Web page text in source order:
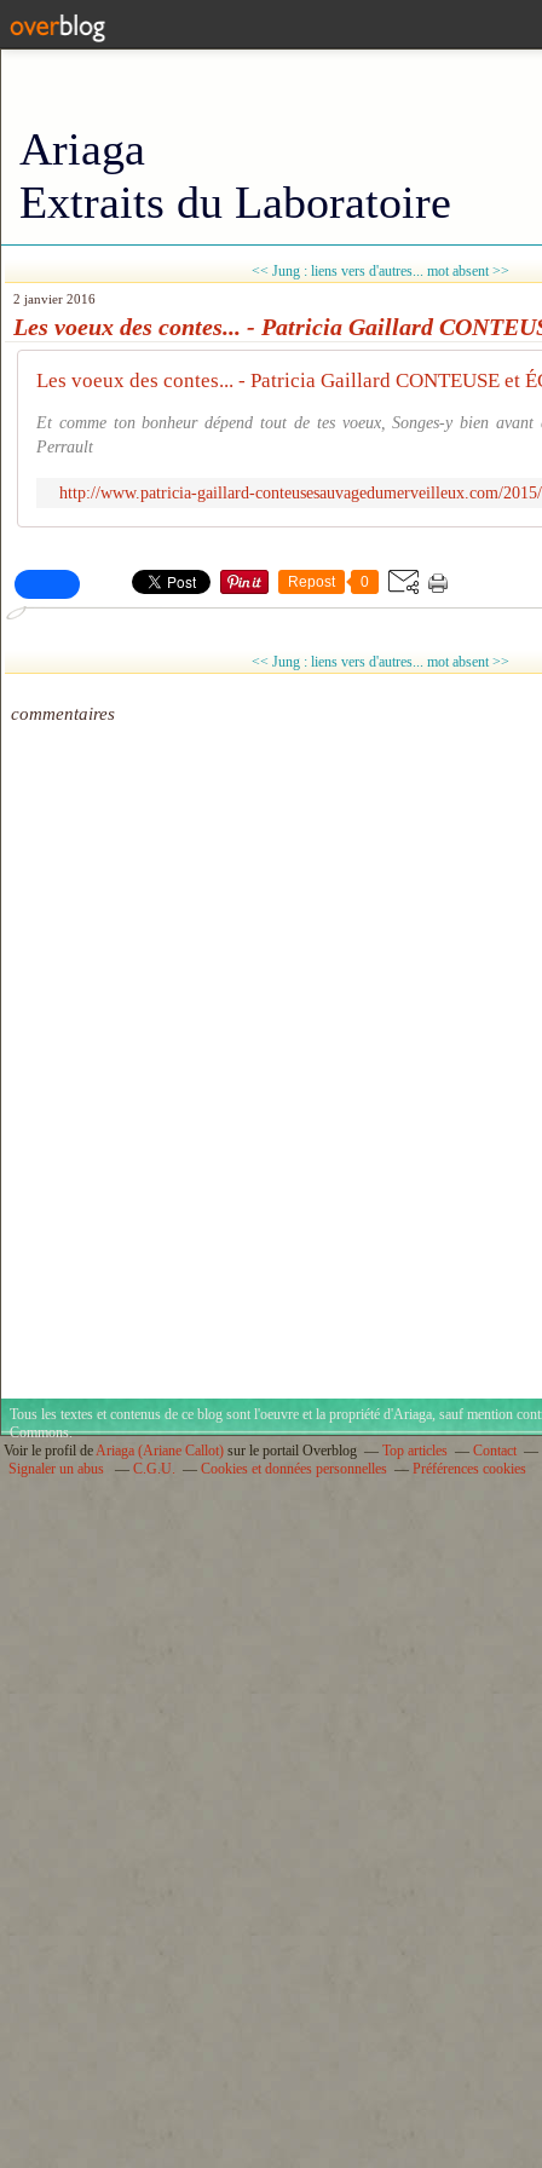
Ariaga
Extraits du Laboratoire
<< Jung : liens vers d'autres... mot absent >>
2 janvier 2016
Les voeux des contes... - Patricia Gaillard
Les voeux des contes... - Patricia Gaillard CONTEUSE et
Et comme ton bonheur dépend tout de tes voeux, Songes-y bien
Perrault
http://www.patricia-gaillard-conteusesauvagedumerveilleux.com/
Repost 0
<< Jung : liens vers d'autres... mot absent >>
commentaires
Tous les textes et contenus de ce blog sont l'oeuvre et la propriété d'Ariaga, sauf mention
Commons.
Voir le profil deAriaga (Ariane Callot) sur le portail Overblog Top articles
Contact
Signaler un abus
C.G.U. Cookies et données personnelles Préférences cookies